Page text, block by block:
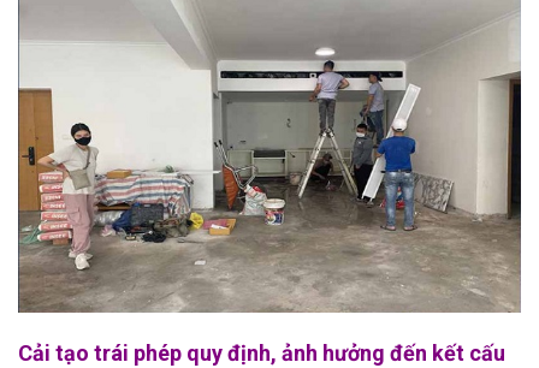
Cải tạo trái phép quy định, ảnh hưởng đến kết cấu